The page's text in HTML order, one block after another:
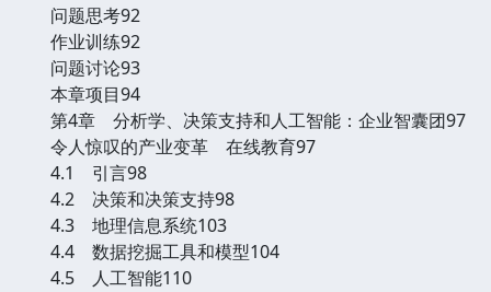
问题思考92
作业训练92
问题讨论93
本章项目94
第4章 分析学、决策支持和人工智能：企业智囊团97
令人惊叹的产业变革 在线教育97
4.1 引言98
4.2 决策和决策支持98
4.3 地理信息系统103
4.4 数据挖掘工具和模型104
4.5 人工智能110